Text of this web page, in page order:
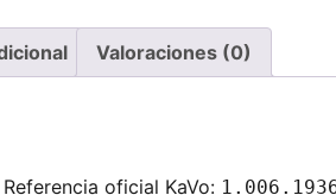
Valoraciones (0)
oficial KaVo: